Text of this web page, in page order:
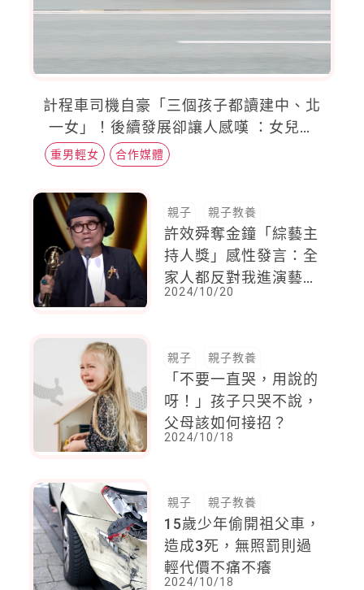
計程車司機自豪「三個孩子都讀建中、北
一女」！後續發展卻讓人感嘆 ：女兒有
點委屈
重男輕女 合作媒體
親子 親子教養
許效舜奪金鐘「綜藝主
持人獎」感性發言：全
家人都反對我進演藝
圈，只有媽媽跟我說
2024/10/20
親子 親子教養
「不要一直哭，用說的
呀！」孩子只哭不說，
父母該如何接招？
2024/10/18
親子 親子教養
15歲少年偷開祖父車，
造成3死，無照罰則過
輕代價不痛不癢
2024/10/18